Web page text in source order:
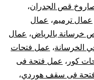
قص الجدران،
عمال ترميم، عمال
خرسانة بالرياض، عمال
الخرسانة، عمل فتحات
كور ، عمل فتحة فى
فى سقف هوردي،